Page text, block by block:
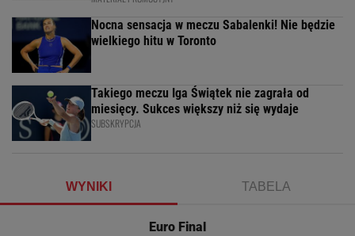
Nocna sensacja w meczu Sabalenki! Nie będzie
wielkiego hitu w Toronto
Takiego meczu Iga Świątek nie zagrała od
miesięcy. Sukces większy niż się wydaje
SUBSKRYPCJA
WYNIKI TABELA
Euro Final